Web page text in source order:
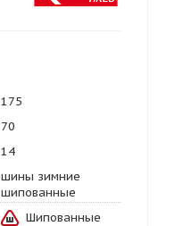
175
70
14
шины зимние
шипованные
Шипованные